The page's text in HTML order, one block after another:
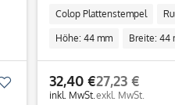
Merken
Colop Plattenstempel
Höhe: 44 mm Breite: 44
32,40 €
inkl. MwSt.
27,23 €
exkl. MwSt.